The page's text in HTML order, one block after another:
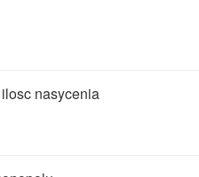
nasycenia